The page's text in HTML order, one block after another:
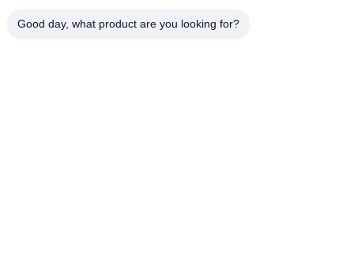
Good day, what product are you looking for?